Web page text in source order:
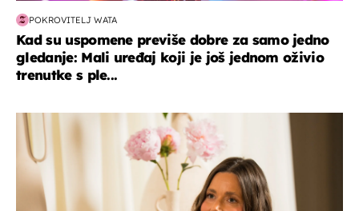
POKROVITELJ WATA
Kad su uspomene previše dobre za samo jedno
gledanje: Mali uređaj koji je još jednom oživio
trenutke s ple...
moda & ljepota